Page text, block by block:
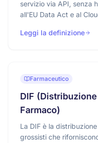
servizio via API, senza
all'EU Data Act e al
Leggi la definizione
Farmaceutico
DIF
Farmaco)
La DIF è la
grossisti che